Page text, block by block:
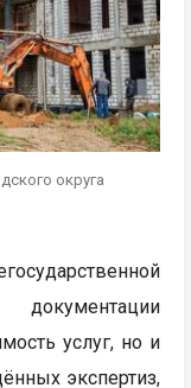
округа
документации
услуг, но и
экспертиз,